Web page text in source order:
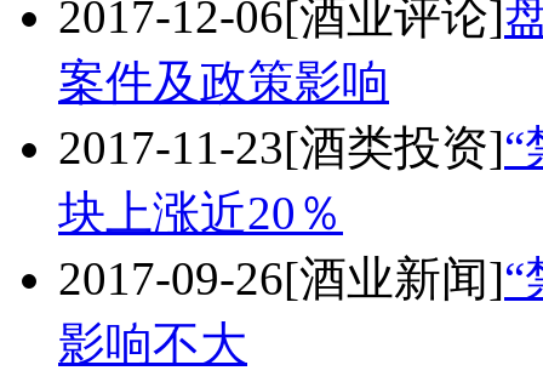
2017-12-06[酒业评论]
案件及政策影响
2017-11-23[酒类投资]“
块上涨近20％
2017-09-26[酒业新闻]“
影响不大